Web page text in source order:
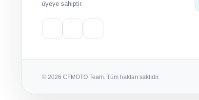
üyeye sahiptir.
© 2026 CFMOTO Team. Tüm hakları saklıdır.